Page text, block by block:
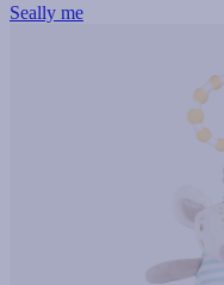
Seally me